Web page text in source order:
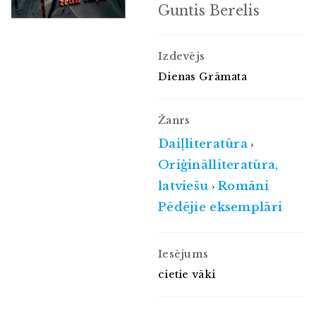
Guntis Berelis
Izdevējs
Dienas Grāmata
Žanrs
Daiļliteratūra ›
Oriģinālliteratūra,
latviešu ›Romāni
Pēdējie eksemplāri
Iesējums
cietie vāki